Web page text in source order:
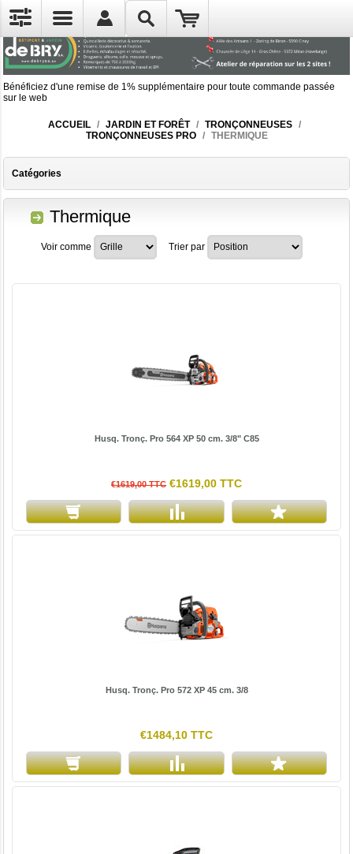
Bénéficiez d'une remise de 1% supplémentaire pour toute commande passée
sur le web
ACCUEIL / JARDIN ET FORÊT / TRONÇONNEUSES /
TRONÇONNEUSES PRO
/ THERMIQUE
Catégories
Thermique
Voir comme Trier par
Husq. Tronç. Pro 564 XP 50 cm. 3/8" C85
€1619,00 TTC €1619,00 TTC
Husq. Tronç. Pro 572 XP 45 cm. 3/8
€1484,10 TTC